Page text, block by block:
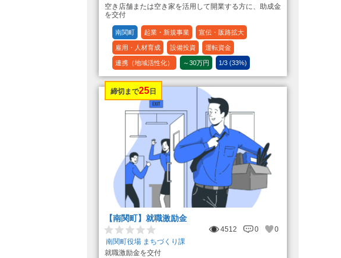
空き店舗または空き家を活用して開業する方に、助成金
を交付
南関町 起業・新規事業 宣伝・販路拡大
雇用・人材育成 設備投資 運転資金
連携（地域活性化） ～30万円 1/3 (33%)
締切まで25 日
【南関町】就職激励金
4512 0
0
南関町役場 まちづくり課
就職激励金を交付